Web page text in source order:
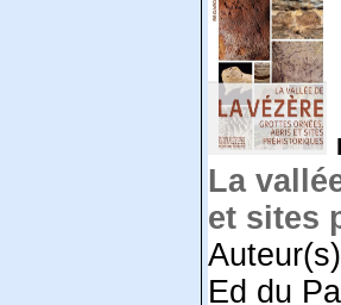
La
et sites
Ed du